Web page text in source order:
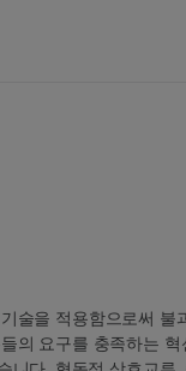
술을 적용함으로써 불
의 요구를 충족하는